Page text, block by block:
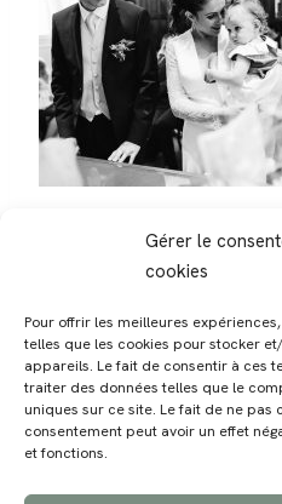
Gérer le
cookies
Pour offrir les meilleures
telles que les cookies pour stocker
appareils. Le fait de consentir à ces
traiter des données telles que le
uniques sur ce site. Le fait de ne pas
consentement peut avoir un effet
et fonctions.
MAGALI PRESTATIONS YOGA